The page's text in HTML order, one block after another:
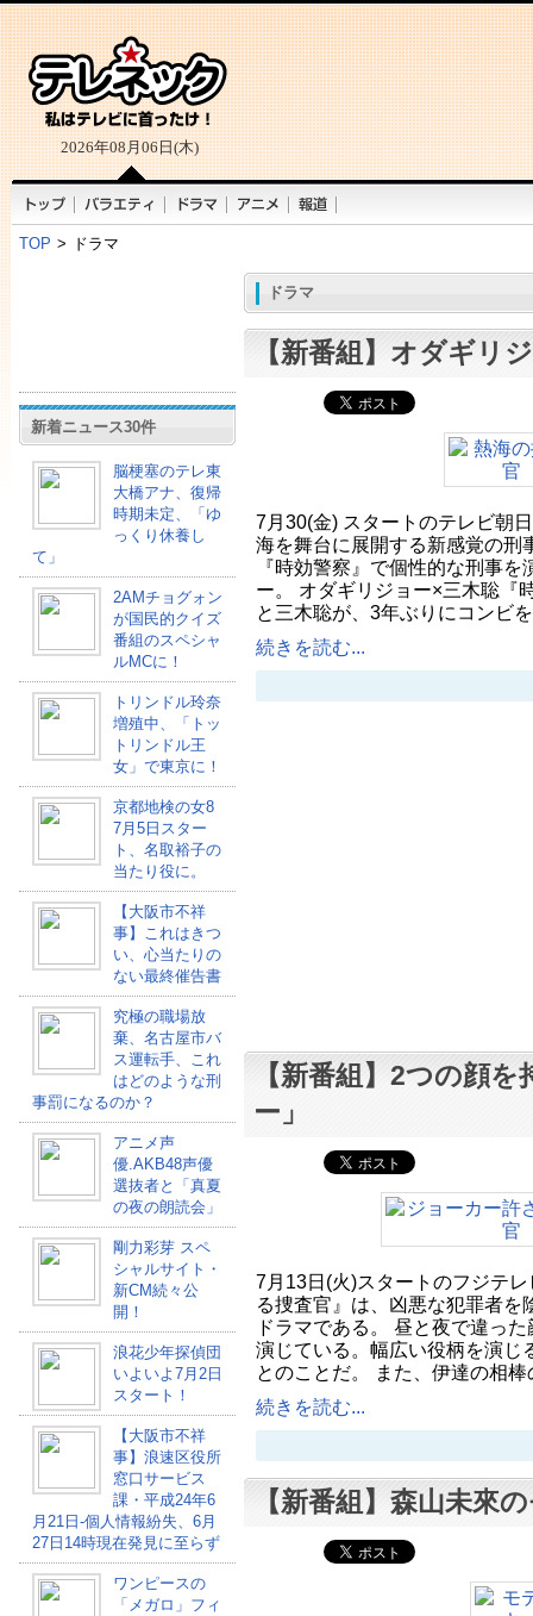
2026年08月06日(木)
TOP > ドラマ
新着ニュース30件
脳梗塞のテレ東
大橋アナ、復帰
時期未定、「ゆ
っくり休養し
て」
2AMチョグォン
が国民的クイズ
番組のスペシャ
ルMCに！
トリンドル玲奈
増殖中、「トッ
トリンドル王
女」で東京に！
京都地検の女8
7月5日スター
ト、名取裕子の
当たり役に。
【大阪市不祥
事】これはきつ
い、心当たりの
ない最終催告書
究極の職場放
棄、名古屋市バ
ス運転手、これ
はどのような刑
事罰になるのか？
アニメ声
優.AKB48声優
選抜者と「真夏
の夜の朗読会」
剛力彩芽 スペ
シャルサイト・
新CM続々公
開！
浪花少年探偵団
いよいよ7月2日
スタート！
【大阪市不祥
事】浪速区役所
窓口サービス
課・平成24年6
月21日-個人情報紛失、6月
27日14時現在発見に至らず
ワンピースの
「メガロ」フィ
ドラマ
【新番組】オダギリ
7月30(金) スタートのテレビ朝
海を舞台に展開する新感覚の刑
『時効警察』で個性的な刑事
ー。 オダギリジョー×三木聡『
と三木聡が、3年ぶりにコンビ
続きを読む...
【新番組】2つの顔
ー」
7月13日(火)スタートのフジテ
る捜査官』は、凶悪な犯罪者を
ドラマである。 昼と夜で違っ
演じている。幅広い役柄を演じ
とのことだ。 また、伊達の相
続きを読む...
【新番組】森山未來